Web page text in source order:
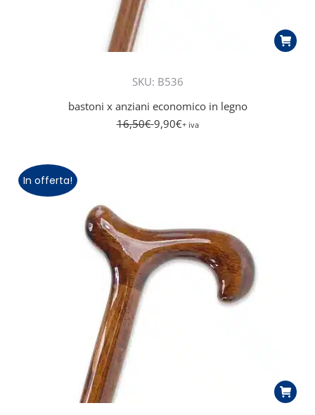
SKU: B536
bastoni x anziani economico in legno
16,50€ 9,90€+ iva
In offerta!